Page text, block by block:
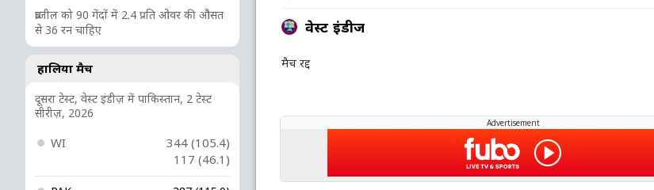
ब्राजील को 90 गेंदों में 2.4 प्रति ओवर की औसत
से 36 रन चाहिए
हालिया मैच
दूसरा टेस्ट, वेस्ट इंडीज़ में पाकिस्तान, 2 टेस्ट
सीरीज़, 2026
WI
344 (105.4)
117 (46.1)
वेस्ट इंडीज
मैच रद्द
Advertisement